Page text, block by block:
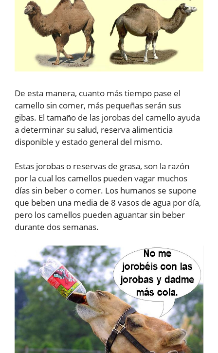
De esta manera, cuanto más tiempo pase el
camello sin comer, más pequeñas serán sus
gibas. El tamaño de las jorobas del camello ayuda
a determinar su salud, reserva alimenticia
disponible y estado general del mismo.
Estas jorobas o reservas de grasa, son la razón
por la cual los camellos pueden vagar muchos
días sin beber o comer. Los humanos se supone
que beben una media de 8 vasos de agua por día,
pero los camellos pueden aguantar sin beber
durante dos semanas.